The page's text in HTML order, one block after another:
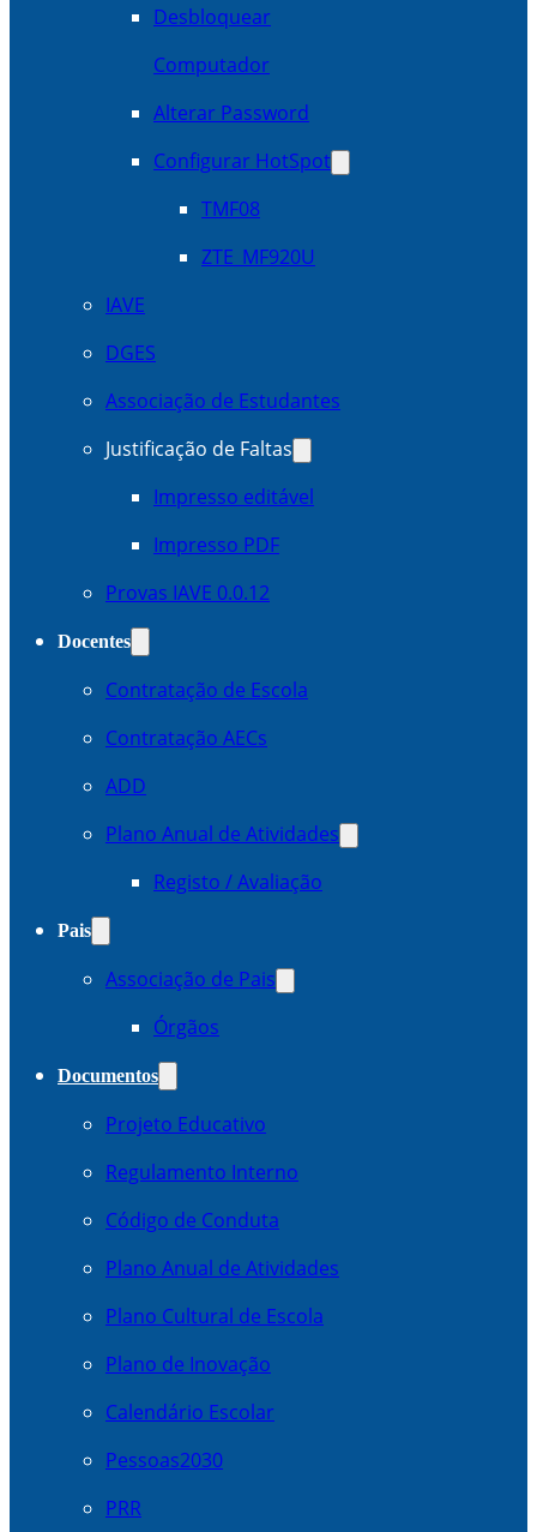
Desbloquear
Computador
Alterar Password
Configurar HotSpot
TMF08
ZTE_MF920U
IAVE
DGES
Associação de Estudantes
Justificação de Faltas
Impresso editável
Impresso PDF
Provas IAVE 0.0.12
Docentes
Contratação de Escola
Contratação AECs
ADD
Plano Anual de Atividades
Registo / Avaliação
Pais
Associação de Pais
Órgãos
Documentos
Projeto Educativo
Regulamento Interno
Código de Conduta
Plano Anual de Atividades
Plano Cultural de Escola
Plano de Inovação
Calendário Escolar
Pessoas2030
PRR